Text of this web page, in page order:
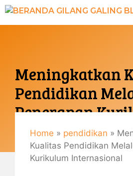
Langsung
Meningkatkan
Pendidikan
Penerapan
Internasional
Februari 13, 2023
Home » pendidikan »
Kualitas Pendidikan
Kurikulum Internasional